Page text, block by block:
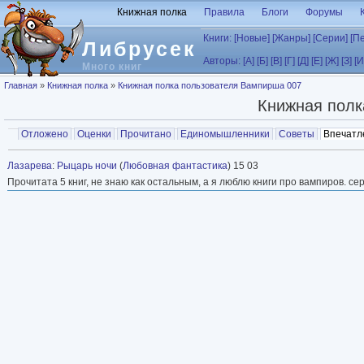
Перейти к основному содержанию
Либрусек
Много книг
Книжная полка Правила Блоги Форумы
Книги: [Новые] [Жанры] [Серии]
Авторы: [А] [Б] [В] [Г] [Д] [Е] [Ж] [З]
Вы здесь
Главная » Книжная полка » Книжная полка пользователя Вампирша 007
Книжная
Главные вкладки
Отложено Оценки Прочитано Единомышленники Советы
Вторичные вкладки
Лазарева: Рыцарь ночи (Любовная фантастика) 15 03
Прочитата 5 книг, не знаю как остальным, а я люблю книги про вампиров.